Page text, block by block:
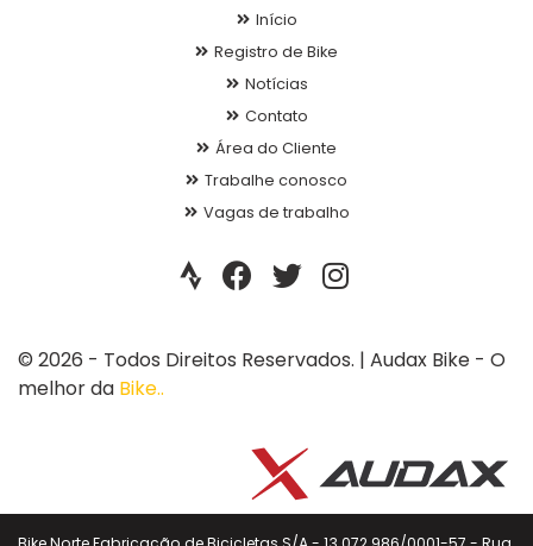
Início
Registro de Bike
Notícias
Contato
Área do Cliente
Trabalhe conosco
Vagas de trabalho
© 2026 - Todos Direitos Reservados. | Audax Bike - O
melhor da Bike..